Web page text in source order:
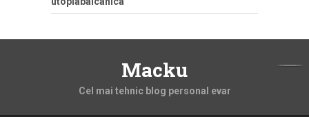
Macku
Cel mai tehnic blog personal evar